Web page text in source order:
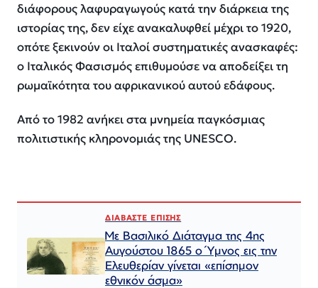
διάφορους λαφυραγωγούς κατά την διάρκεια της
ιστορίας της, δεν είχε ανακαλυφθεί μέχρι το 1920,
οπότε ξεκινούν οι Ιταλοί συστηματικές ανασκαφές:
ο Ιταλικός Φασισμός επιθυμούσε να αποδείξει τη
ρωμαϊκότητα του αφρικανικού αυτού εδάφους.
Από το 1982 ανήκει στα μνημεία παγκόσμιας
πολιτιστικής κληρονομιάς της UNESCO.
ΔΙΑΒΑΣΤΕ ΕΠΙΣΗΣ
Με Βασιλικό Διάταγμα της 4ης
Αυγούστου 1865 ο Ύμνος εις την
Ελευθερίαν γίνεται «επίσημον
εθνικόν άσμα»